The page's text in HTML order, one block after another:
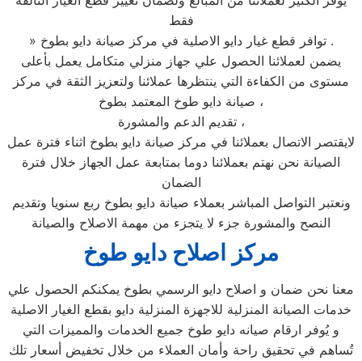
فقط
» توافر قطع غيار دايو الاصلية في مركز صيانة دايو بطوخ .
يضمن لعملائنا الحصول علي جهاز منزلي متكامل يعمل بأعلى
مستوى من الكفاءة التي ينتظرها عملائنا ولتعزيز الثقة في مركز
صيانة دايو طوخ المعتمد بطوخ ،
تقديم الدعم والمشورة ،
لايقتصر الاتصال بعملائنا في مركز صيانة دايو بطوخ اثناء فترة عمل
الصيانة نحن نهتم بعملائنا دوما بمتابعة عمل الجهاز خلال فترة
الضمان
ونعتبر التواصل المباشر بعملاء صيانة دايو بطوخ ربع سنويا وتقديم
النصح والمشورة جزء لا يتجزء من مهمة الاصلاح والصيانة
مركز اصلاح دايو طوخ
معنا نحن ضمان و اصلاح دايو الرسمي بطوخ يمكنكم الحصول علي
خدمات الصيانة المنزلية للاجهزة المنزلية دايو بقطع الغيار الاصلية
و يُوفر ارقام صيانه دايو طوخ جميع الخدمات والمميزات التي
تُساهم في تحقيق راحة وأمان العملاء من خلال تخفيض أسعار تلك